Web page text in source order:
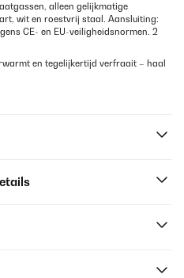
alleen gelijkmatige
wit en roestvrij staal. Aansluiting:
CE- en EU-veiligheidsnormen. 2
en tegelijkertijd verfraait – haal